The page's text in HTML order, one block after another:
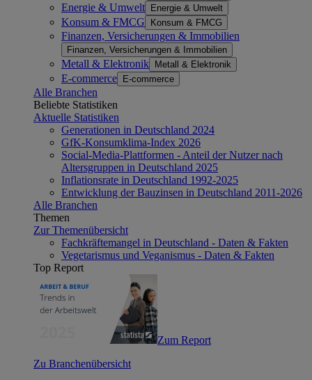
Energie & Umwelt Energie & Umwelt
Konsum & FMCG Konsum & FMCG
Finanzen, Versicherungen & Immobilien
Finanzen, Versicherungen & Immobilien
Metall & Elektronik Metall & Elektronik
E-commerce E-commerce
Alle Branchen
Beliebte Statistiken
Aktuelle Statistiken
Generationen in Deutschland 2024
GfK-Konsumklima-Index 2026
Social-Media-Plattformen - Anteil der Nutzer nach
Altersgruppen in Deutschland 2025
Inflationsrate in Deutschland 1992-2025
Entwicklung der Bauzinsen in Deutschland 2011-2026
Alle Branchen
Themen
Zur Themenübersicht
Fachkräftemangel in Deutschland - Daten & Fakten
Vegetarismus und Veganismus - Daten & Fakten
Top Report
Zum Report
Zu Branchenübersicht